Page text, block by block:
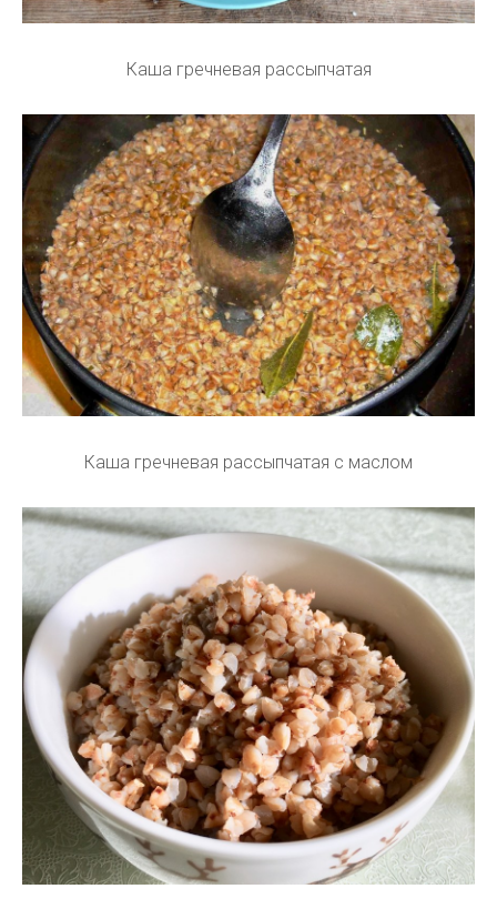
Каша гречневая рассыпчатая
Каша гречневая рассыпчатая с маслом